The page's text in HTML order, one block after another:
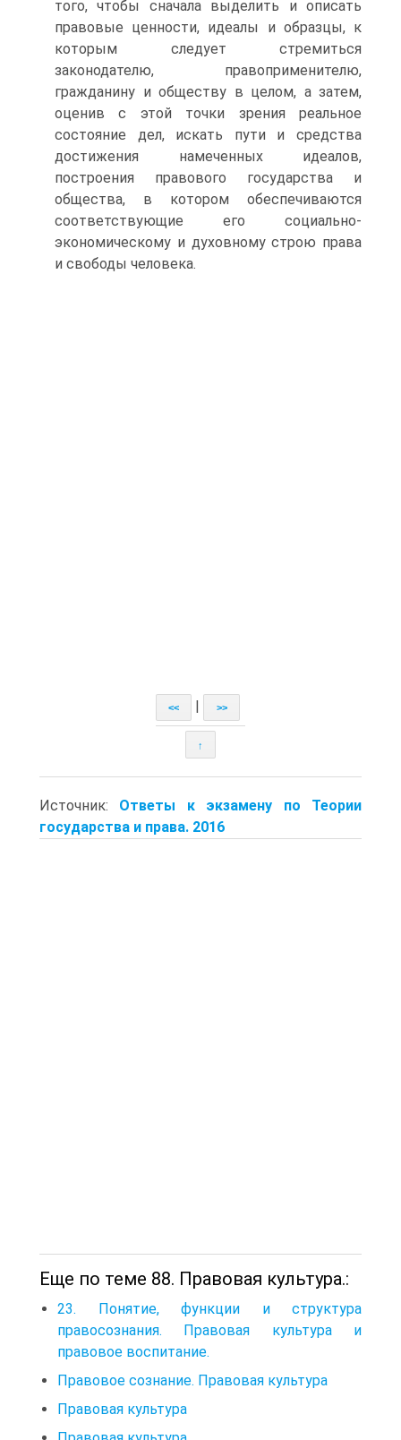
того, чтобы сначала выделить и описать
правовые ценности, идеалы и образцы, к
которым следует стремиться
законодателю, правоприменителю,
гражданину и обществу в целом, а затем,
оценив с этой точки зрения реальное
состояние дел, искать пути и средства
достижения намеченных идеалов,
построения правового государства и
общества, в котором обеспечиваются
соответствующие его социально-
экономическому и духовному строю права
и свободы человека.
<< >>
↑
Источник: Ответы к экзамену по Теории
государства и права. 2016
Еще по теме 88. Правовая культура.:
23. Понятие, функции и структура
правосознания. Правовая культура и
правовое воспитание.
Правовое сознание. Правовая культура
Правовая культура